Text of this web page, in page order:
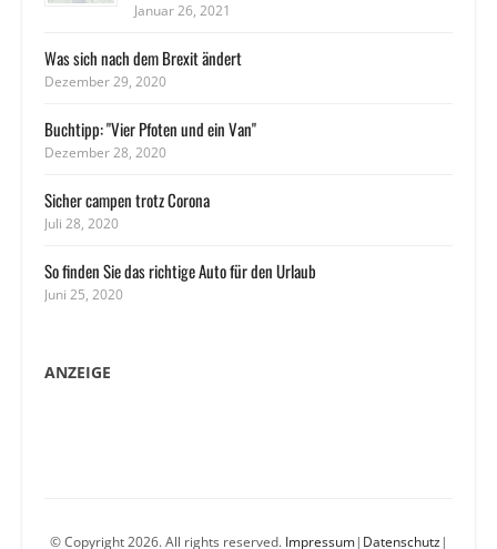
Januar 26, 2021
Was sich nach dem Brexit ändert
Dezember 29, 2020
Buchtipp: "Vier Pfoten und ein Van"
Dezember 28, 2020
Sicher campen trotz Corona
Juli 28, 2020
So finden Sie das richtige Auto für den Urlaub
Juni 25, 2020
ANZEIGE
© Copyright 2026. All rights reserved. Impressum| Datenschutz|